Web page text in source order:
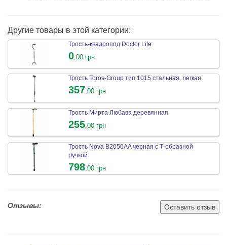
Другие товары в этой категории:
Трость-квадропод Doctor Life
0 ,00 грн
Трость Toros-Group тип 1015 стальная, легкая
357,00 грн
Трость Мирта Любава деревянная
255 ,00 грн
Трость Nova B2050AA черная с Т-образной
ручкой
798,00 грн
Отзывы: Оставить отзыв